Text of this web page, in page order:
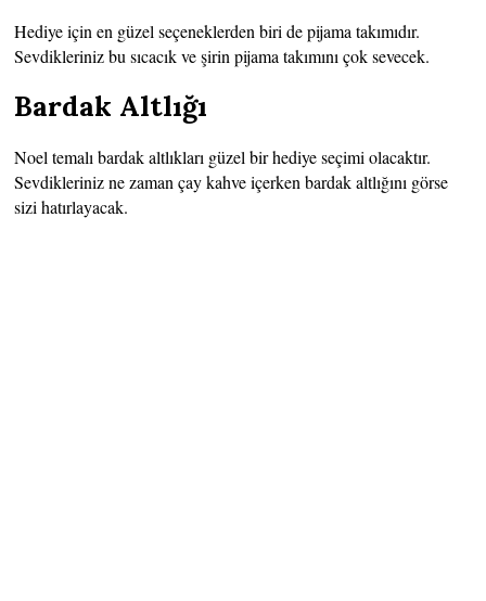
Hediye için en güzel seçeneklerden biri de pijama takımıdır.
Sevdikleriniz bu sıcacık ve şirin pijama takımını çok sevecek.
Bardak Altlığı
Noel temalı bardak altlıkları güzel bir hediye seçimi olacaktır.
Sevdikleriniz ne zaman çay kahve içerken bardak altlığını görse
sizi hatırlayacak.